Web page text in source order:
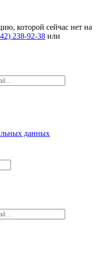
которой сейчас нет на
238-92-38 или
данных